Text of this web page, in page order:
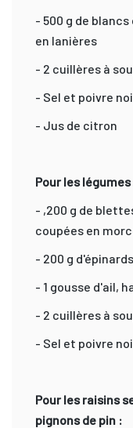
- 500 g de
en lanières
- 2 cuillères à
- Sel et poivre
- Jus de citron
Pour les légumes
- ,200 g de
coupées en
- 200 g
- 1 gousse d'ail,
- 2 cuillères à
- Sel et poivre
Pour les raisins
pignons de pin :